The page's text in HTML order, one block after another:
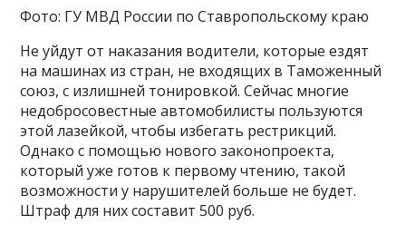
Фото: ГУ МВД России по Ставропольскому краю
Не уйдут от наказания водители, которые ездят
на машинах из стран, не входящих в Таможенный
союз, с излишней тонировкой. Сейчас многие
недобросовестные автомобилисты пользуются
этой лазейкой, чтобы избегать рестрикций.
Однако с помощью нового законопроекта,
который уже готов к первому чтению, такой
возможности у нарушителей больше не будет.
Штраф для них составит 500 руб.